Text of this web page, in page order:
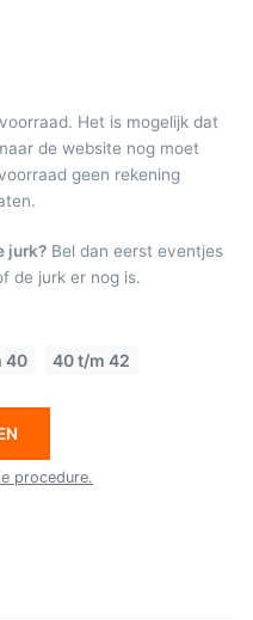
Het is mogelijk dat
de website nog moet
geen rekening
jurk? Bel dan eerst eventjes
de jurk er nog is.
40 40 t/m 42
procedure.